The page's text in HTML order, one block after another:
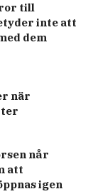
till
inte att
dem
när
når
att
igen